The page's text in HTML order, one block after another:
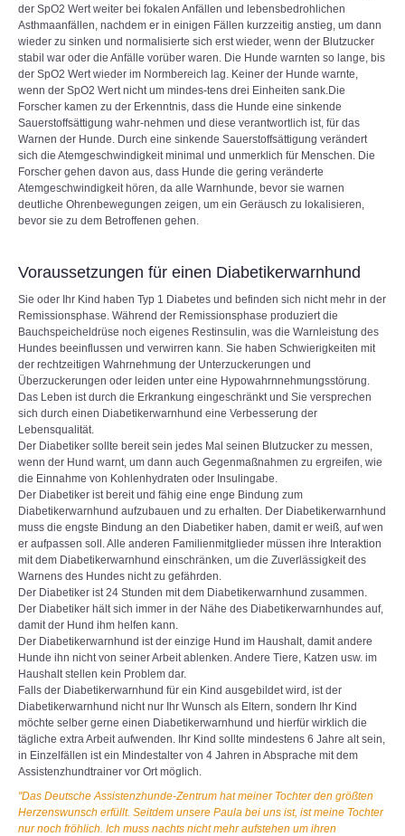
der SpO2 Wert weiter bei fokalen Anfällen und lebensbedrohlichen
Asthmaanfällen, nachdem er in einigen Fällen kurzzeitig anstieg, um dann
wieder zu sinken und normalisierte sich erst wieder, wenn der Blutzucker
stabil war oder die Anfälle vorüber waren. Die Hunde warnten so lange, bis
der SpO2 Wert wieder im Normbereich lag. Keiner der Hunde warnte,
wenn der SpO2 Wert nicht um mindes-tens drei Einheiten sank.Die
Forscher kamen zu der Erkenntnis, dass die Hunde eine sinkende
Sauerstoffsättigung wahr-nehmen und diese verantwortlich ist, für das
Warnen der Hunde. Durch eine sinkende Sauerstoffsättigung verändert
sich die Atemgeschwindigkeit minimal und unmerklich für Menschen. Die
Forscher gehen davon aus, dass Hunde die gering veränderte
Atemgeschwindigkeit hören, da alle Warnhunde, bevor sie warnen
deutliche Ohrenbewegungen zeigen, um ein Geräusch zu lokalisieren,
bevor sie zu dem Betroffenen gehen.
Voraussetzungen für einen Diabetikerwarnhund
Sie oder Ihr Kind haben Typ 1 Diabetes und befinden sich nicht mehr in der
Remissionsphase. Während der Remissionsphase produziert die
Bauchspeicheldrüse noch eigenes Restinsulin, was die Warnleistung des
Hundes beeinflussen und verwirren kann. Sie haben Schwierigkeiten mit
der rechtzeitigen Wahrnehmung der Unterzuckerungen und
Überzuckerungen oder leiden unter eine Hypowahrnnehmungsstörung.
Das Leben ist durch die Erkrankung eingeschränkt und Sie versprechen
sich durch einen Diabetikerwarnhund eine Verbesserung der
Lebensqualität.
Der Diabetiker sollte bereit sein jedes Mal seinen Blutzucker zu messen,
wenn der Hund warnt, um dann auch Gegenmaßnahmen zu ergreifen, wie
die Einnahme von Kohlenhydraten oder Insulingabe.
Der Diabetiker ist bereit und fähig eine enge Bindung zum
Diabetikerwarnhund aufzubauen und zu erhalten. Der Diabetikerwarnhund
muss die engste Bindung an den Diabetiker haben, damit er weiß, auf wen
er aufpassen soll. Alle anderen Familienmitglieder müssen ihre Interaktion
mit dem Diabetikerwarnhund einschränken, um die Zuverlässigkeit des
Warnens des Hundes nicht zu gefährden.
Der Diabetiker ist 24 Stunden mit dem Diabetikerwarnhund zusammen.
Der Diabetiker hält sich immer in der Nähe des Diabetikerwarnhundes auf,
damit der Hund ihm helfen kann.
Der Diabetikerwarnhund ist der einzige Hund im Haushalt, damit andere
Hunde ihn nicht von seiner Arbeit ablenken. Andere Tiere, Katzen usw. im
Haushalt stellen kein Problem dar.
Falls der Diabetikerwarnhund für ein Kind ausgebildet wird, ist der
Diabetikerwarnhund nicht nur Ihr Wunsch als Eltern, sondern Ihr Kind
möchte selber gerne einen Diabetikerwarnhund und hierfür wirklich die
tägliche extra Arbeit aufwenden. Ihr Kind sollte mindestens 6 Jahre alt sein,
in Einzelfällen ist ein Mindestalter von 4 Jahren in Absprache mit dem
Assistenzhundtrainer vor Ort möglich.
"Das Deutsche Assistenzhunde-Zentrum hat meiner Tochter den größten
Herzenswunsch erfüllt. Seitdem unsere Paula bei uns ist, ist meine Tochter
nur noch fröhlich. Ich muss nachts nicht mehr aufstehen um ihren